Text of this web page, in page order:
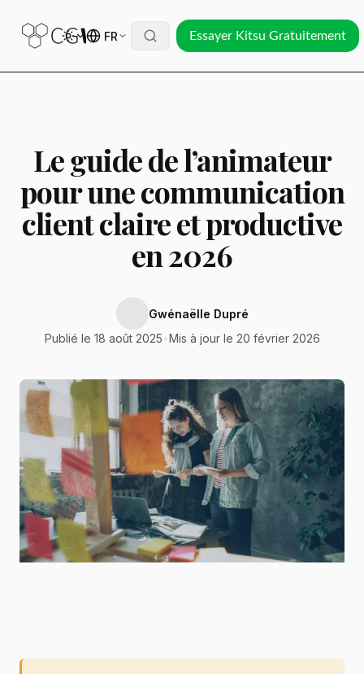
FR Essayer Kitsu Gratuitement
Le guide de l’animateur
pour une communication
client claire et productive
en 2026
Gwénaëlle Dupré
Publié le 18 août 2025 Mis à jour le 20 février 2026